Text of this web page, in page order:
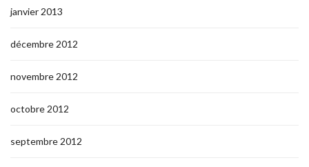
janvier 2013
décembre 2012
novembre 2012
octobre 2012
septembre 2012